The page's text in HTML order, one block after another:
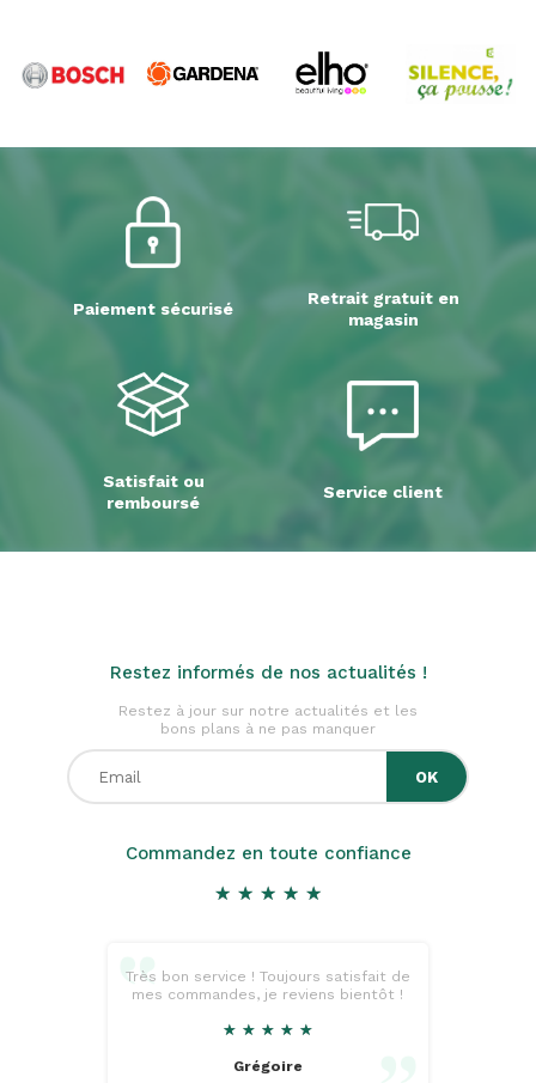
Paiement sécurisé
Retrait gratuit en
magasin
Satisfait ou
remboursé
Service client
Restez informés de nos actualités !
Restez à jour sur notre actualités et les
bons plans à ne pas manquer
Commandez en toute confiance
★ ★ ★ ★ ★
★ ★ ★ ★ ★
Très bon service ! Toujours satisfait de
mes commandes, je reviens bientôt !
★ ★ ★ ★ ★
★ ★ ★ ★ ★
Grégoire